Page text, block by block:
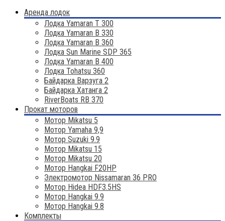
Аренда лодок
Лодка Yamaran T 300
Лодка Yamaran B 330
Лодка Yamaran B 360
Лодка Sun Marine SDP 365
Лодка Yamaran B 400
Лодка Tohatsu 360
Байдарка Варзуга 2
Байдарка Хатанга 2
RiverBoats RB 370
Прокат моторов
Мотор Mikatsu 5
Мотор Yamaha 9,9
Мотор Suzuki 9.9
Мотор Mikatsu 15
Мотор Mikatsu 20
Мотор Hangkai F20HP
Электромотор Nissamaran 36 PRO
Мотор Hidea HDF3.5HS
Мотор Hangkai 9.9
Мотор Hangkai 9.8
Комплекты